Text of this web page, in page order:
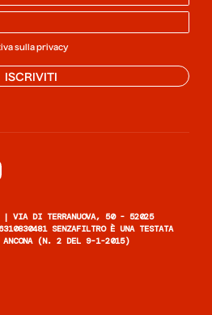
sulla privacy
ISCRIVITI
| VIA DI TERRANUOVA, 50 - 52025
SENZAFILTRO È UNA TESTATA
ANCONA (N. 2 DEL 9-1-2015)